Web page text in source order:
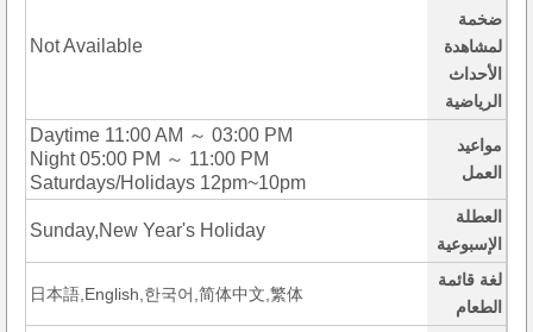
ضخمة
لمشاهدة
الأحداث
الرياضية
Not Available
مواعيد
العمل
Daytime 11:00 AM ～ 03:00 PM
Night 05:00 PM ～ 11:00 PM
Saturdays/Holidays 12pm~10pm
العطلة
الإسبوعية
Sunday,New Year's Holiday
لغة قائمة
الطعام
日本語,English,한국어,简体中文,繁体